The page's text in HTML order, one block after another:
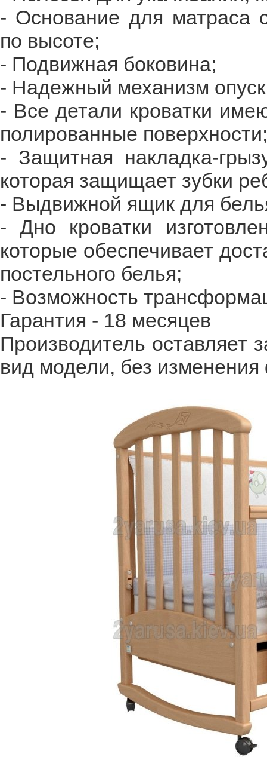
- Основание для матраса
по высоте;
- Подвижная боковина;
- Надежный механизм
- Все детали кроватки
полированные поверхности;
- Защитная накладка-
которая защищает зубки
- Выдвижной ящик для
- Дно кроватки
которые обеспечивает
постельного белья;
- Возможность
Гарантия - 18 месяцев
Производитель оставляет
вид модели, без